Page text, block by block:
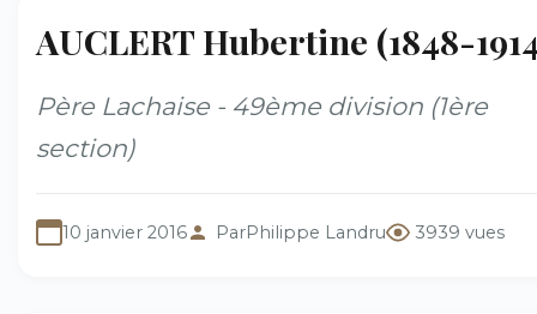
AUCLERT Hubertine (1848-
Père Lachaise - 49ème division (1ère
section)
10 janvier 2016 ParPhilippe Landru 3939 vues